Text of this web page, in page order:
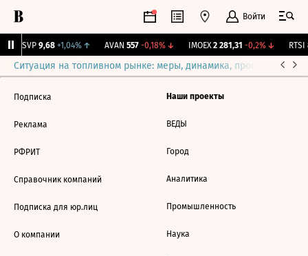
Войти
BISVP 9,68 +1,04%↑ AVAN 557 -0,18%↓ IMOEX 2 281,31 -0,2%↓ RTSI
Ситуация на топливном рынке: меры, динамика, прогнозы
Подписка
Реклама
РФРИТ
Справочник компаний
Подписка для юр.лиц
О компании
Наши проекты
ВЕДЫ
Город
Аналитика
Промышленность
Наука